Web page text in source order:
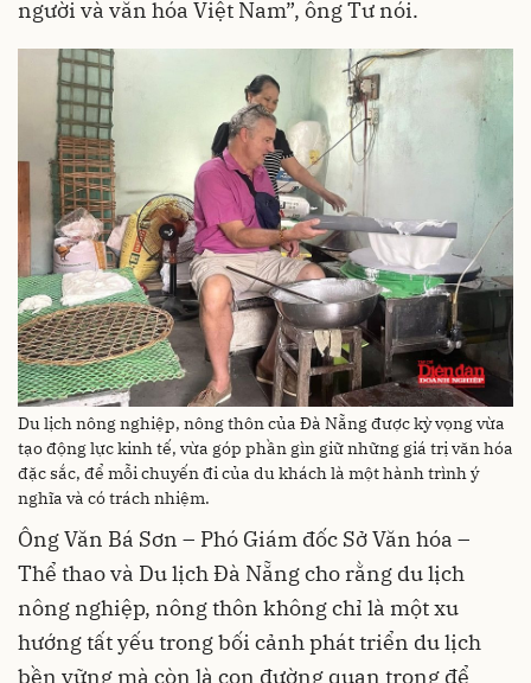
người và văn hóa Việt Nam”, ông Tư nói.
Du lịch nông nghiệp, nông thôn của Đà Nẵng được kỳ vọng vừa
tạo động lực kinh tế, vừa góp phần gìn giữ những giá trị văn hóa
đặc sắc, để mỗi chuyến đi của du khách là một hành trình ý
nghĩa và có trách nhiệm.
Ông Văn Bá Sơn – Phó Giám đốc Sở Văn hóa –
Thể thao và Du lịch Đà Nẵng cho rằng du lịch
nông nghiệp, nông thôn không chỉ là một xu
hướng tất yếu trong bối cảnh phát triển du lịch
bền vững mà còn là con đường quan trọng để